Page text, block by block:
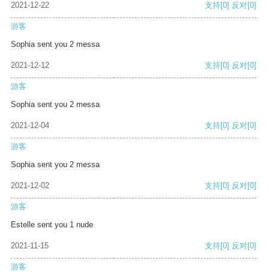
2021-12-22 支持[0] 反对[0]
游客
Sophia sent you 2 messa
2021-12-12 支持[0] 反对[0]
游客
Sophia sent you 2 messa
2021-12-04 支持[0] 反对[0]
游客
Sophia sent you 2 messa
2021-12-02 支持[0] 反对[0]
游客
Estelle sent you 1 nude
2021-11-15 支持[0] 反对[0]
游客